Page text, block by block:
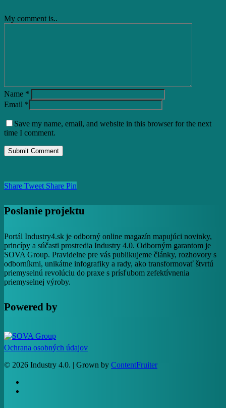
My comment is..
Name *
Email *
Save my name, email, and website in this browser for the next
time I comment.
Share Tweet Share Pin
Poslanie projektu
Portál Industry4.sk je odborný online magazín mapujúci novinky,
princípy a súčasti prostredia Industry 4.0. Odborným garantom je
SOVA Group. Pravidelne pre vás publikujeme články, rozhovory s
odborníkmi, unikátne infografiky a rady, ako transformovať štvrtú
priemyselnú revolúciu do praxe s prísľubom zefektívnenia
priemyselnej výroby.
Powered by
Ochrana osobných údajov
© 2026 Industry 4.0. | Grown by ContentFruiter